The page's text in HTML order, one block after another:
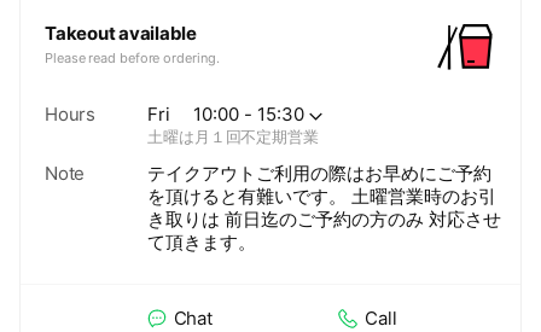
Takeout available
Please read before ordering.
Hours Fri 10:00 - 15:30
土曜は月１回不定期営業
Note
テイクアウトご利用の際はお早めにご予約
を頂けると有難いです。 土曜営業時のお引
き取りは 前日迄のご予約の方のみ 対応させ
て頂きます。
Chat Call